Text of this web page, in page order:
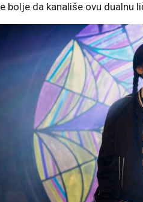
bolje da kanališe ovu dualnu